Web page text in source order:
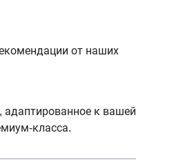
от наших
адаптированное к вашей
класса.